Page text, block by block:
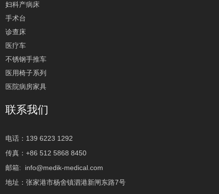
妇科产病床
手术台
诊查床
医疗车
不锈钢手推车
医用椅子系列
医院病房家具
联系我们
电话：139 6223 1292
传真：+86 512 5868 8450
邮箱: info@medik-medical.com
地址：张家港市杨舍镇泗港新闸东路7号